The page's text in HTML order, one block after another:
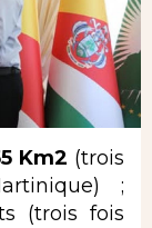
Km2 (trois
;
(trois fois